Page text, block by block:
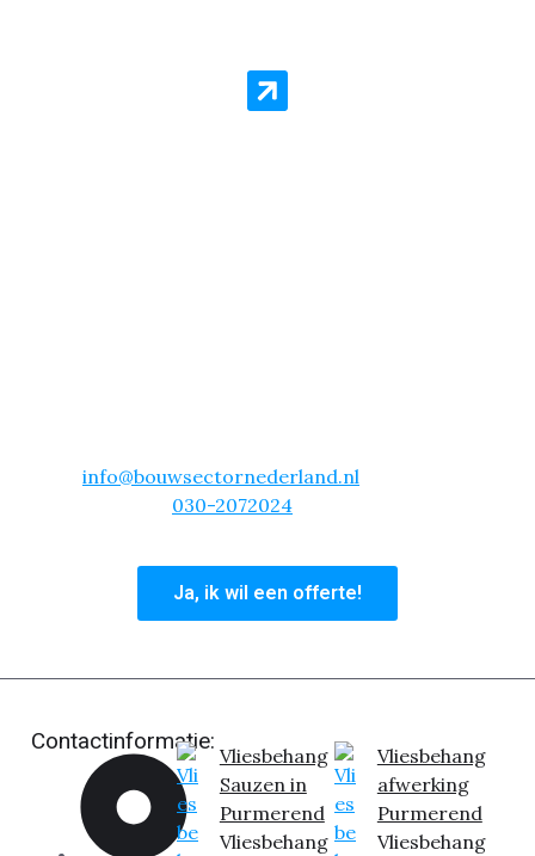
info@bouwsectornederland.nl
030-2072024
Ja, ik wil een offerte!
Contactinformatie:
Vliesbehang
Sauzen in
Purmerend
Vliesbehang
Vliesbehang
afwerking
Purmerend
Vliesbehang